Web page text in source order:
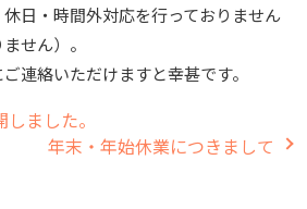
日・時間外対応を行っておりません
せん）。
連絡いただけますと幸甚です。
ました。
年末・年始休業につきまして